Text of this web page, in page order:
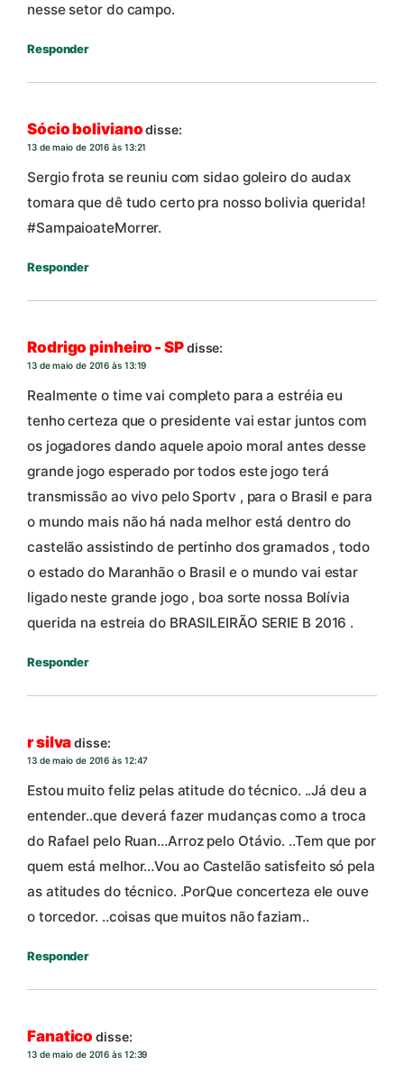
nesse setor do campo.
Responder
Sócio boliviano disse:
13 de maio de 2016 às 13:21
Sergio frota se reuniu com sidao goleiro do audax
tomara que dê tudo certo pra nosso bolivia querida!
#SampaioateMorrer.
Responder
Rodrigo pinheiro - SPdisse:
13 de maio de 2016 às 13:19
Realmente o time vai completo para a estréia eu
tenho certeza que o presidente vai estar juntos com
os jogadores dando aquele apoio moral antes desse
grande jogo esperado por todos este jogo terá
transmissão ao vivo pelo Sportv , para o Brasil e para
o mundo mais não há nada melhor está dentro do
castelão assistindo de pertinho dos gramados , todo
o estado do Maranhão o Brasil e o mundo vai estar
ligado neste grande jogo , boa sorte nossa Bolívia
querida na estreia do BRASILEIRÃO SERIE B 2016 .
Responder
r silvadisse:
13 de maio de 2016 às 12:47
Estou muito feliz pelas atitude do técnico. ..Já deu a
entender..que deverá fazer mudanças como a troca
do Rafael pelo Ruan…Arroz pelo Otávio. ..Tem que por
quem está melhor…Vou ao Castelão satisfeito só pela
as atitudes do técnico. .PorQue concerteza ele ouve
o torcedor. ..coisas que muitos não faziam..
Responder
Fanatico disse:
13 de maio de 2016 às 12:39